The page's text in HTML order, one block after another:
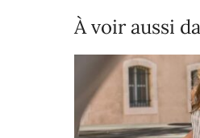
À voir aussi